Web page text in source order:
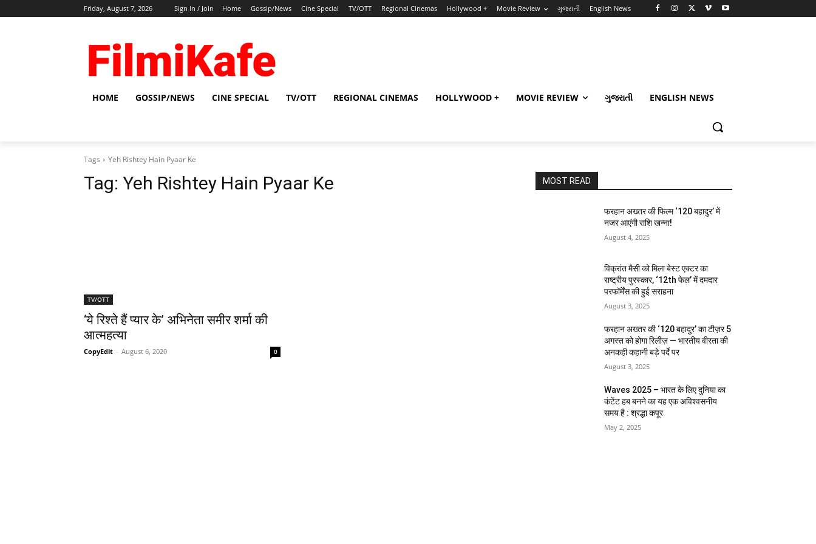
Friday, August 7, 2026 Sign in / Join Home Gossip/News Cine Special TV/OTT Regional Cinemas Hollywood + Movie Review ગુજરાતી English News
HOME GOSSIP/NEWS CINE SPECIAL TV/OTT REGIONAL CINEMAS HOLLYWOOD + MOVIE REVIEW ગુજરાતી ENGLISH NEWS
Tags Yeh Rishtey Hain Pyaar Ke
Tag: Yeh Rishtey Hain Pyaar Ke
TV/OTT
‘ये रिश्‍ते हैं प्‍यार के’ अभिनेता समीर शर्मा की
आत्महत्या
CopyEdit - August 6, 2020 0
MOST READ
फरहान अख्तर की फिल्म ‘120 बहादुर’ में
नजर आएंगी राशि खन्ना!
August 4, 2025
विक्रांत मैसी को मिला बेस्ट एक्टर का
राष्ट्रीय पुरस्कार, ‘12th फेल’ में दमदार
परफॉर्मेंस की हुई सराहना
August 3, 2025
फरहान अख्तर की ‘120 बहादुर’ का टीज़र 5
अगस्त को होगा रिलीज़ — भारतीय वीरता की
अनकही कहानी बड़े पर्दे पर
August 3, 2025
Waves 2025 – भारत के लिए दुनिया का
कंटेंट हब बनने का यह एक अविश्वसनीय
समय है : श्रद्धा कपूर
May 2, 2025